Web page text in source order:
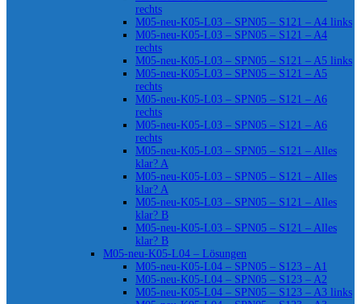
rechts
M05-neu-K05-L03 – SPN05 – S121 – A4 links
M05-neu-K05-L03 – SPN05 – S121 – A4
rechts
M05-neu-K05-L03 – SPN05 – S121 – A5 links
M05-neu-K05-L03 – SPN05 – S121 – A5
rechts
M05-neu-K05-L03 – SPN05 – S121 – A6
rechts
M05-neu-K05-L03 – SPN05 – S121 – A6
rechts
M05-neu-K05-L03 – SPN05 – S121 – Alles
klar? A
M05-neu-K05-L03 – SPN05 – S121 – Alles
klar? A
M05-neu-K05-L03 – SPN05 – S121 – Alles
klar? B
M05-neu-K05-L03 – SPN05 – S121 – Alles
klar? B
M05-neu-K05-L04 – Lösungen
M05-neu-K05-L04 – SPN05 – S123 – A1
M05-neu-K05-L04 – SPN05 – S123 – A2
M05-neu-K05-L04 – SPN05 – S123 – A3 links